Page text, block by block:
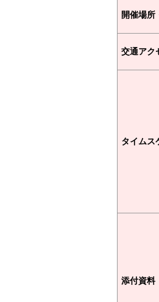
開催場所
交通アク
タイムス
添付資料